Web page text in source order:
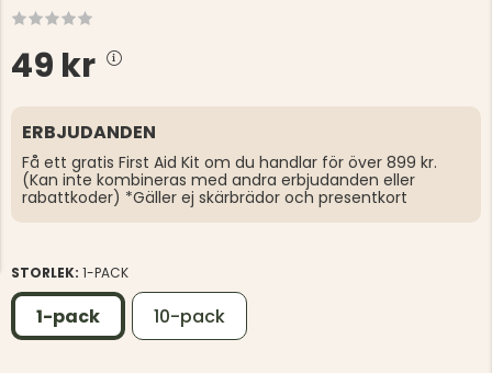
49 kr
ERBJUDANDEN
Få ett gratis First Aid Kit om du handlar för över 899 kr.
(Kan inte kombineras med andra erbjudanden eller
rabattkoder) *Gäller ej skärbrädor och presentkort
STORLEK: 1-PACK
1-pack 10-pack